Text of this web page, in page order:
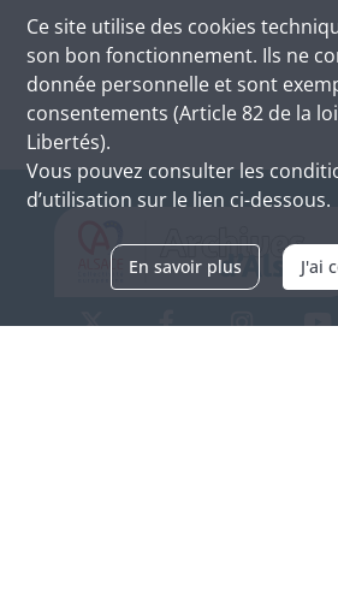
Ce site utilise des cookies
son bon fonctionnement. Ils ne
donnée personnelle et sont
consentements (Article 82 de la
Libertés).
Vous pouvez consulter les
d’utilisation sur le lien ci-dessous.
En savoir plus J'ai